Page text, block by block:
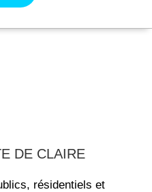
DE CLAIRE
résidentiels et